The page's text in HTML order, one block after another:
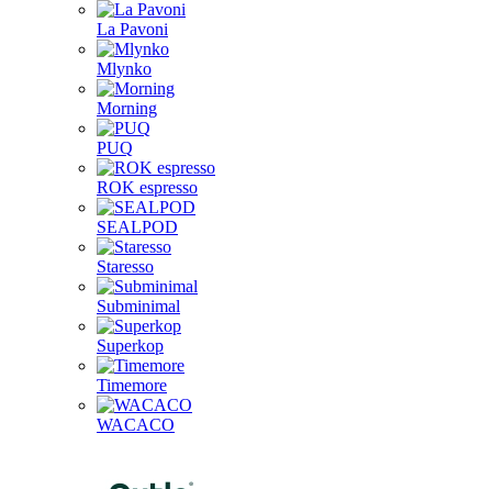
La Pavoni
Mlynko
Morning
PUQ
ROK espresso
SEALPOD
Staresso
Subminimal
Superkop
Timemore
WACACO